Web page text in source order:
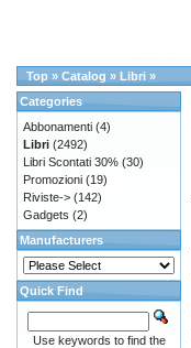
Top » Catalog » Libri »
Categories
Abbonamenti (4)
Libri (2492)
Libri Scontati 30% (30)
Promozioni (19)
Riviste-> (142)
Gadgets (2)
Manufacturers
Quick Find
Use keywords to find the